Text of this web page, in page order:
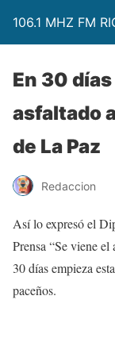
106.1 MHZ FM
En 30
asfaltado
de La Paz
Redaccion
Así lo expresó el
Prensa “Se viene
30 días empieza
paceños.